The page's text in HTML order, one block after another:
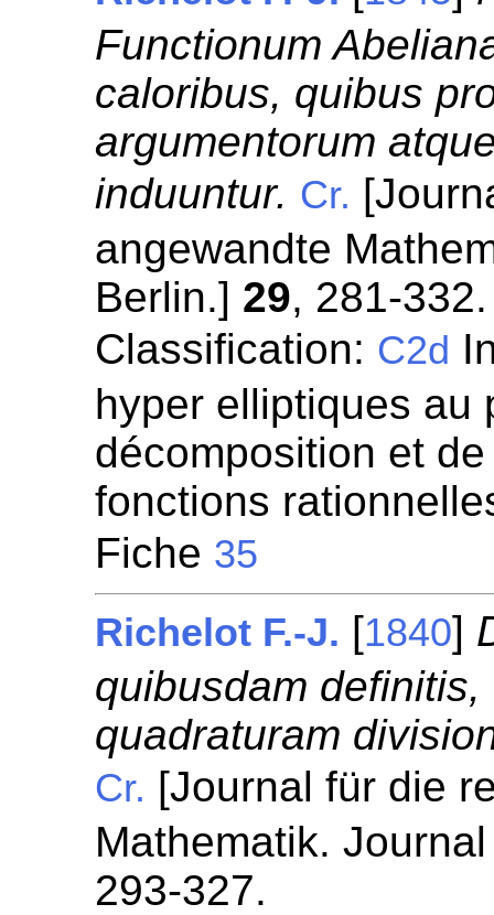
Functionum
caloribus, quibus
argumentorum
induuntur. Cr.
angewandte
Berlin.] 29, 281-332.
Classification: C2d
hyper elliptiques au
décomposition et
fonctions
Fiche 35
Richelot F.-J. [1840]
quibusdam
quadraturam
Cr. [Journal für die
Mathematik.
293-327.